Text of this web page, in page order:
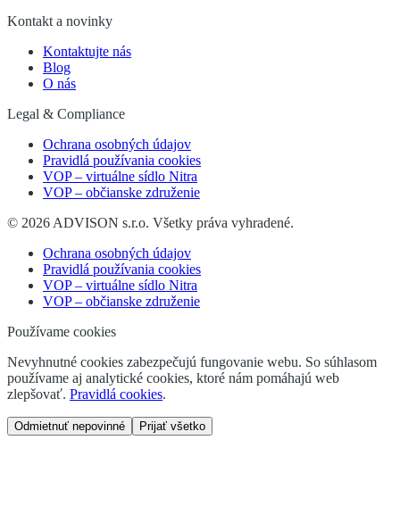
Kontakt a novinky
Kontaktujte nás
Blog
O nás
Legal & Compliance
Ochrana osobných údajov
Pravidlá používania cookies
VOP – virtuálne sídlo Nitra
VOP – občianske združenie
© 2026 ADVISON s.r.o. Všetky práva vyhradené.
Ochrana osobných údajov
Pravidlá používania cookies
VOP – virtuálne sídlo Nitra
VOP – občianske združenie
Používame cookies
Nevyhnutné cookies zabezpečujú fungovanie webu. So súhlasom
používame aj analytické cookies, ktoré nám pomáhajú web
zlepšovať. Pravidlá cookies.
Odmietnuť nepovinné Prijať všetko